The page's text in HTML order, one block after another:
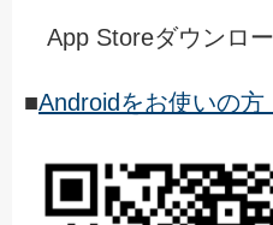
App Storeダウンロ
■Androidをお使いの方